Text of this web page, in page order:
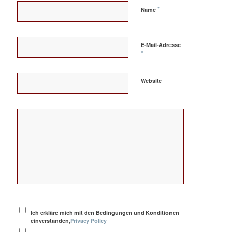
Name *
E-Mail-Adresse
*
Website
Ich erkläre mich mit den Bedingungen und Konditionen
einverstanden,Privacy Policy